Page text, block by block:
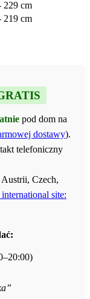
229 cm
219 cm
pod dom na
dostawy).
telefoniczny
Czech,
site: